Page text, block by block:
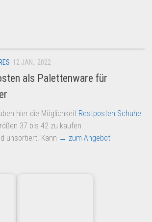
12 JAN., 2022
als Palettenware für
hier die Möglichkeit Restposten Schuhe
37 bis 42 zu kaufen.
unsortiert. Kann → zum Angebot